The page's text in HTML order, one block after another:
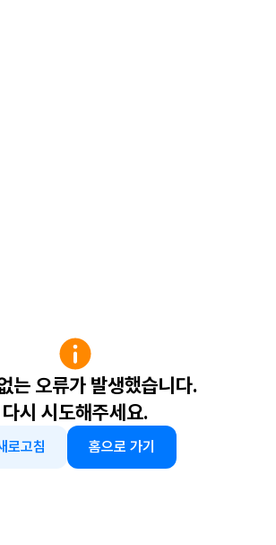
는 오류가 발생했습니다.
다시 시도해주세요.
로고침 홈으로 가기